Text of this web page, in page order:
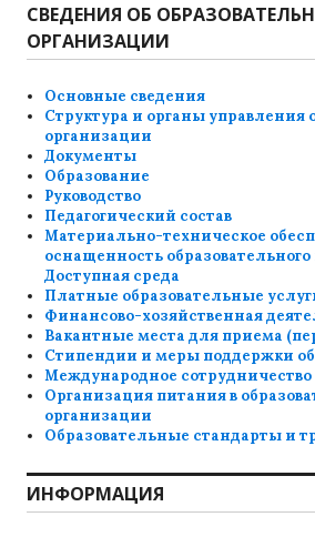
СВЕДЕНИЯ ОБ
ОРГАНИЗАЦИИ
Основные сведения
Структура и органы управления
организации
Документы
Образование
Руководство
Педагогический состав
Материально-техническое
оснащенность образовательного
Доступная среда
Платные образовательные
Финансово-хозяйственная
Вакантные места для приема
Стипендии и меры поддержки
Международное сотрудничество
Организация питания в
организации
Образовательные стандарты и
ИНФОРМАЦИЯ